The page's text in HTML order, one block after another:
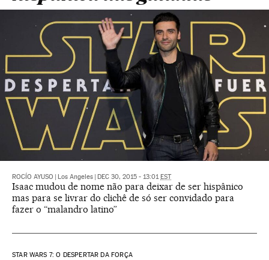
ROCÍO AYUSO Los Angeles DEC 30, 2015 - 13:01 EST
Isaac mudou de nome não para deixar de ser hispânico
mas para se livrar do clichê de só ser convidado para
fazer o “malandro latino”
STAR WARS 7: O DESPERTAR DA FORÇA